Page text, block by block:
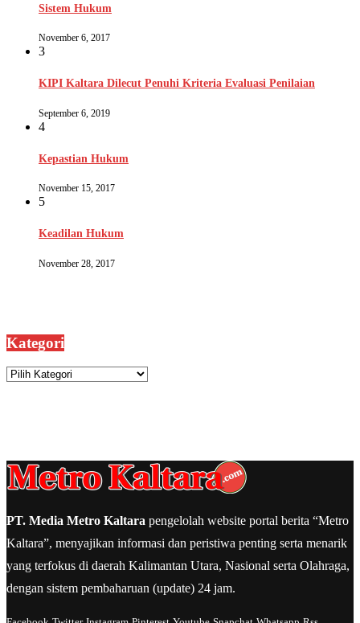
Sistem Hukum
November 6, 2017
3
KIPI Kaltara Dilecut Penuhi Kriteria Evaluasi Penilaian
September 6, 2019
4
Kepastian Hukum
November 15, 2017
5
Keadilan Hukum
November 28, 2017
Kategori
Kategori
PT. Media Metro Kaltara pengelolah website portal berita “Metro
Kaltara”, menyajikan informasi dan peristiwa penting serta menarik
yang terfokus di daerah Kalimantan Utara, Nasional serta Olahraga,
dengan sistem pembaharuan (update) 24 jam.